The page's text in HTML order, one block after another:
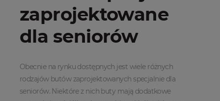
zaprojektowane
dla seniorów
Obecnie na rynku dostępnych jest wiele różnych
rodzajów butów zaprojektowanych specjalnie dla
seniorów. Niektóre z nich buty mają dodatkowe